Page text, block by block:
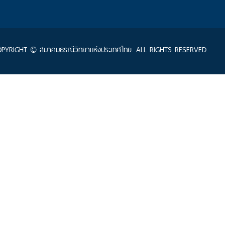
© สมาคมธรณีวิทยาแห่งประเทศไทย. ALL RIGHTS RESERVED